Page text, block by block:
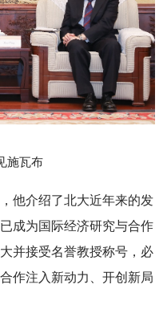
施瓦布
他介绍了北大近年来的发
成为国际经济研究与合作
并接受名誉教授称号，必
作注入新动力、开创新局